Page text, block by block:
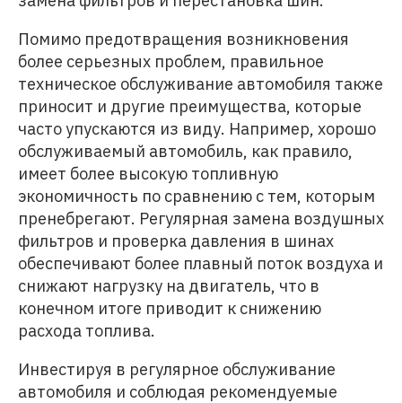
Помимо предотвращения возникновения
более серьезных проблем, правильное
техническое обслуживание автомобиля также
приносит и другие преимущества, которые
часто упускаются из виду. Например, хорошо
обслуживаемый автомобиль, как правило,
имеет более высокую топливную
экономичность по сравнению с тем, которым
пренебрегают. Регулярная замена воздушных
фильтров и проверка давления в шинах
обеспечивают более плавный поток воздуха и
снижают нагрузку на двигатель, что в
конечном итоге приводит к снижению
расхода топлива.
Инвестируя в регулярное обслуживание
автомобиля и соблюдая рекомендуемые